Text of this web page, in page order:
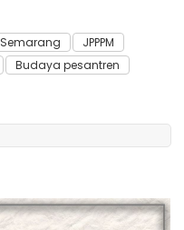
Semarang
JPPPM
Budaya pesantren